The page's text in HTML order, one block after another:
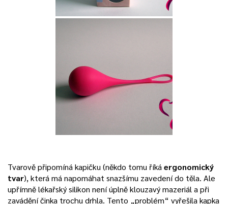
Tvarově připomíná kapičku (někdo tomu říká ergonomický
tvar), která má napomáhat snazšímu zavedení do těla. Ale
upřímně lékařský silikon není úplně klouzavý mazeriál a při
zavádění činka trochu drhla. Tento „problém“ vyřešila kapka